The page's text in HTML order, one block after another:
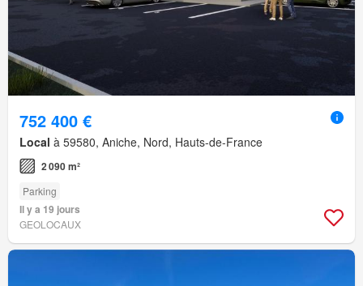
752 400 €
Local à 59580, Aniche, Nord, Hauts-de-France
2 090 m²
Parking
Il y a 19 jours
GEOLOCAUX